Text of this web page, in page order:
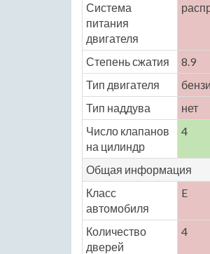
Система
питания
двигателя
Степень сжатия 8.9
Тип двигателя
Тип наддува
нет
Число клапанов
на цилиндр
4
Общая информация
Класс
автомобиля
E
Количество
дверей
4